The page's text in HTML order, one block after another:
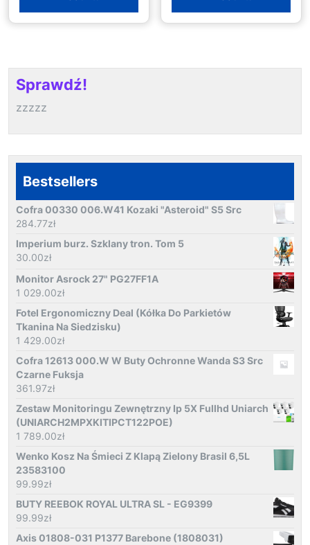
Sprawdź!
zzzzz
Bestsellers
Cofra 00330 006.W41 Kozaki "Asteroid" S5 Src
284.77zł
Imperium burz. Szklany tron. Tom 5
30.00zł
Monitor Asrock 27" PG27FF1A
1 029.00zł
Fotel Ergonomiczny Deal (Kółka Do Parkietów
Tkanina Na Siedzisku)
1 429.00zł
Cofra 12613 000.W W Buty Ochronne Wanda S3 Src
Czarne Fuksja
361.97zł
Zestaw Monitoringu Zewnętrzny Ip 5X Fullhd Uniarch
(UNIARCH2MPXKITIPCT122POE)
1 789.00zł
Wenko Kosz Na Śmieci Z Klapą Zielony Brasil 6,5L
23583100
99.99zł
BUTY REEBOK ROYAL ULTRA SL - EG9399
99.99zł
Axis 01808-031 P1377 Barebone (1808031)